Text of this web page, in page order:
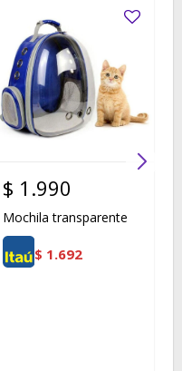
$ 1.990
Mochila transparente
$ 1.692